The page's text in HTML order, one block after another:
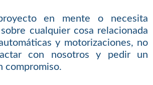
en mente o necesita
cualquier cosa relacionada
y motorizaciones, no
con nosotros y pedir un
compromiso.